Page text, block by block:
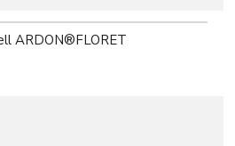
ARDON®FLORET